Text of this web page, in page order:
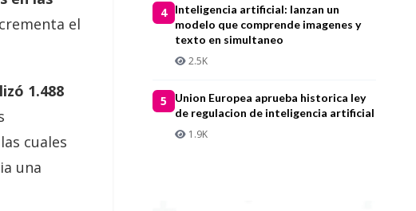
el
1.488
cuales
una
4
Inteligencia artificial: lanzan un
modelo que comprende imagenes y
texto en simultaneo
2.5K
5
Union Europea aprueba historica ley
de regulacion de inteligencia artificial
1.9K